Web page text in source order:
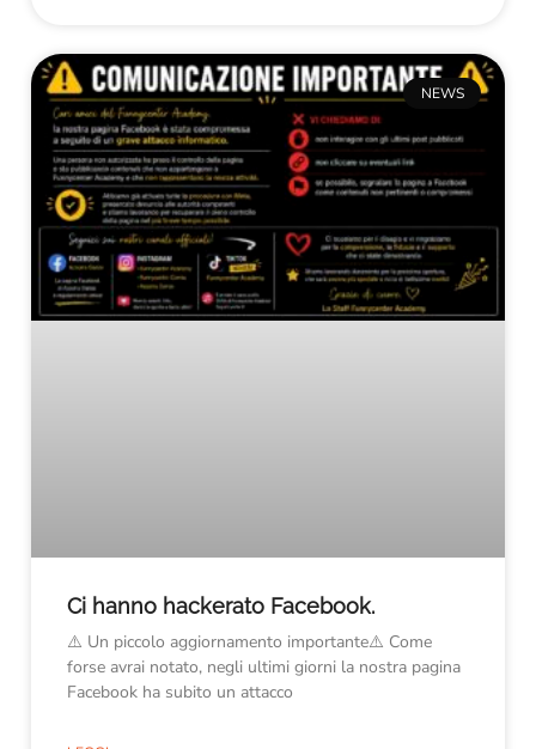
NEWS
Ci hanno hackerato Facebook.
⚠️ Un piccolo aggiornamento importante⚠️ Come
forse avrai notato, negli ultimi giorni la nostra pagina
Facebook ha subito un attacco